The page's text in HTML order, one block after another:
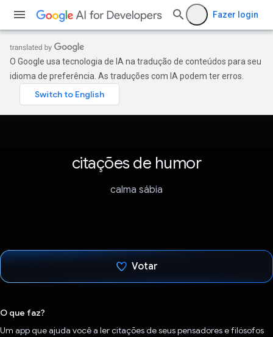
Fazer login
O Google usa tecnologia de IA na tradução de conteúdos para seu
idioma de preferência. As traduções com IA podem ter erros.
citações de humor
calma sábia
Votar
O que faz?
Um app que ajuda você a ler citações de seus pensadores e filósofos